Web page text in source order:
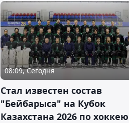
08:09, Сегодня
Стал известен состав
"Бейбарыса" на Кубок
Казахстана 2026 по хоккею